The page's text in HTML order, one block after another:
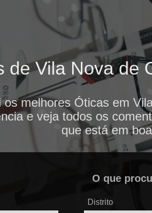
de Vila Nova de
os melhores Óticas em
e veja todos os
que está em
O que
Distrito